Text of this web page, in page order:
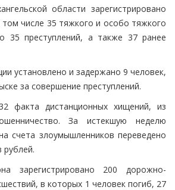
области зарегистрировано
том числе 35 тяжкого и особо тяжкого
35 преступлений, а также 37 ранее
установлено и задержано 9 человек,
за совершение преступлений.
факта дистанционных хищений, из
За истекшую неделю
счета злоумышленников переведено
зарегистрировано 200 дорожно-
в которых 1 человек погиб, 27